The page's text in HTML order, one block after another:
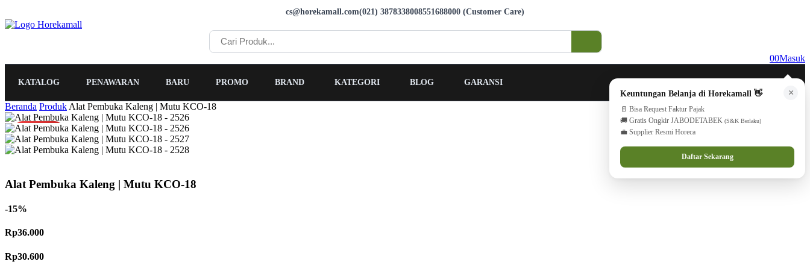
cs@horekamall.com(021) 3878338008551688000 (Customer Care)
00Masuk
×
Keuntungan Belanja di Horekamall 👋
📄 Bisa Request Faktur Pajak
🚚 Gratis Ongkir JABODETABEK (S&K Berlaku)
💼 Supplier Resmi Horeca
Daftar Sekarang
KATALOG PENAWARAN BARU PROMO BRAND KATEGORI BLOG GARANSI
Beranda Produk Alat Pembuka Kaleng | Mutu KCO-18
PROMO
Alat Pembuka Kaleng | Mutu KCO-18
-15%
Rp36.000
Rp30.600